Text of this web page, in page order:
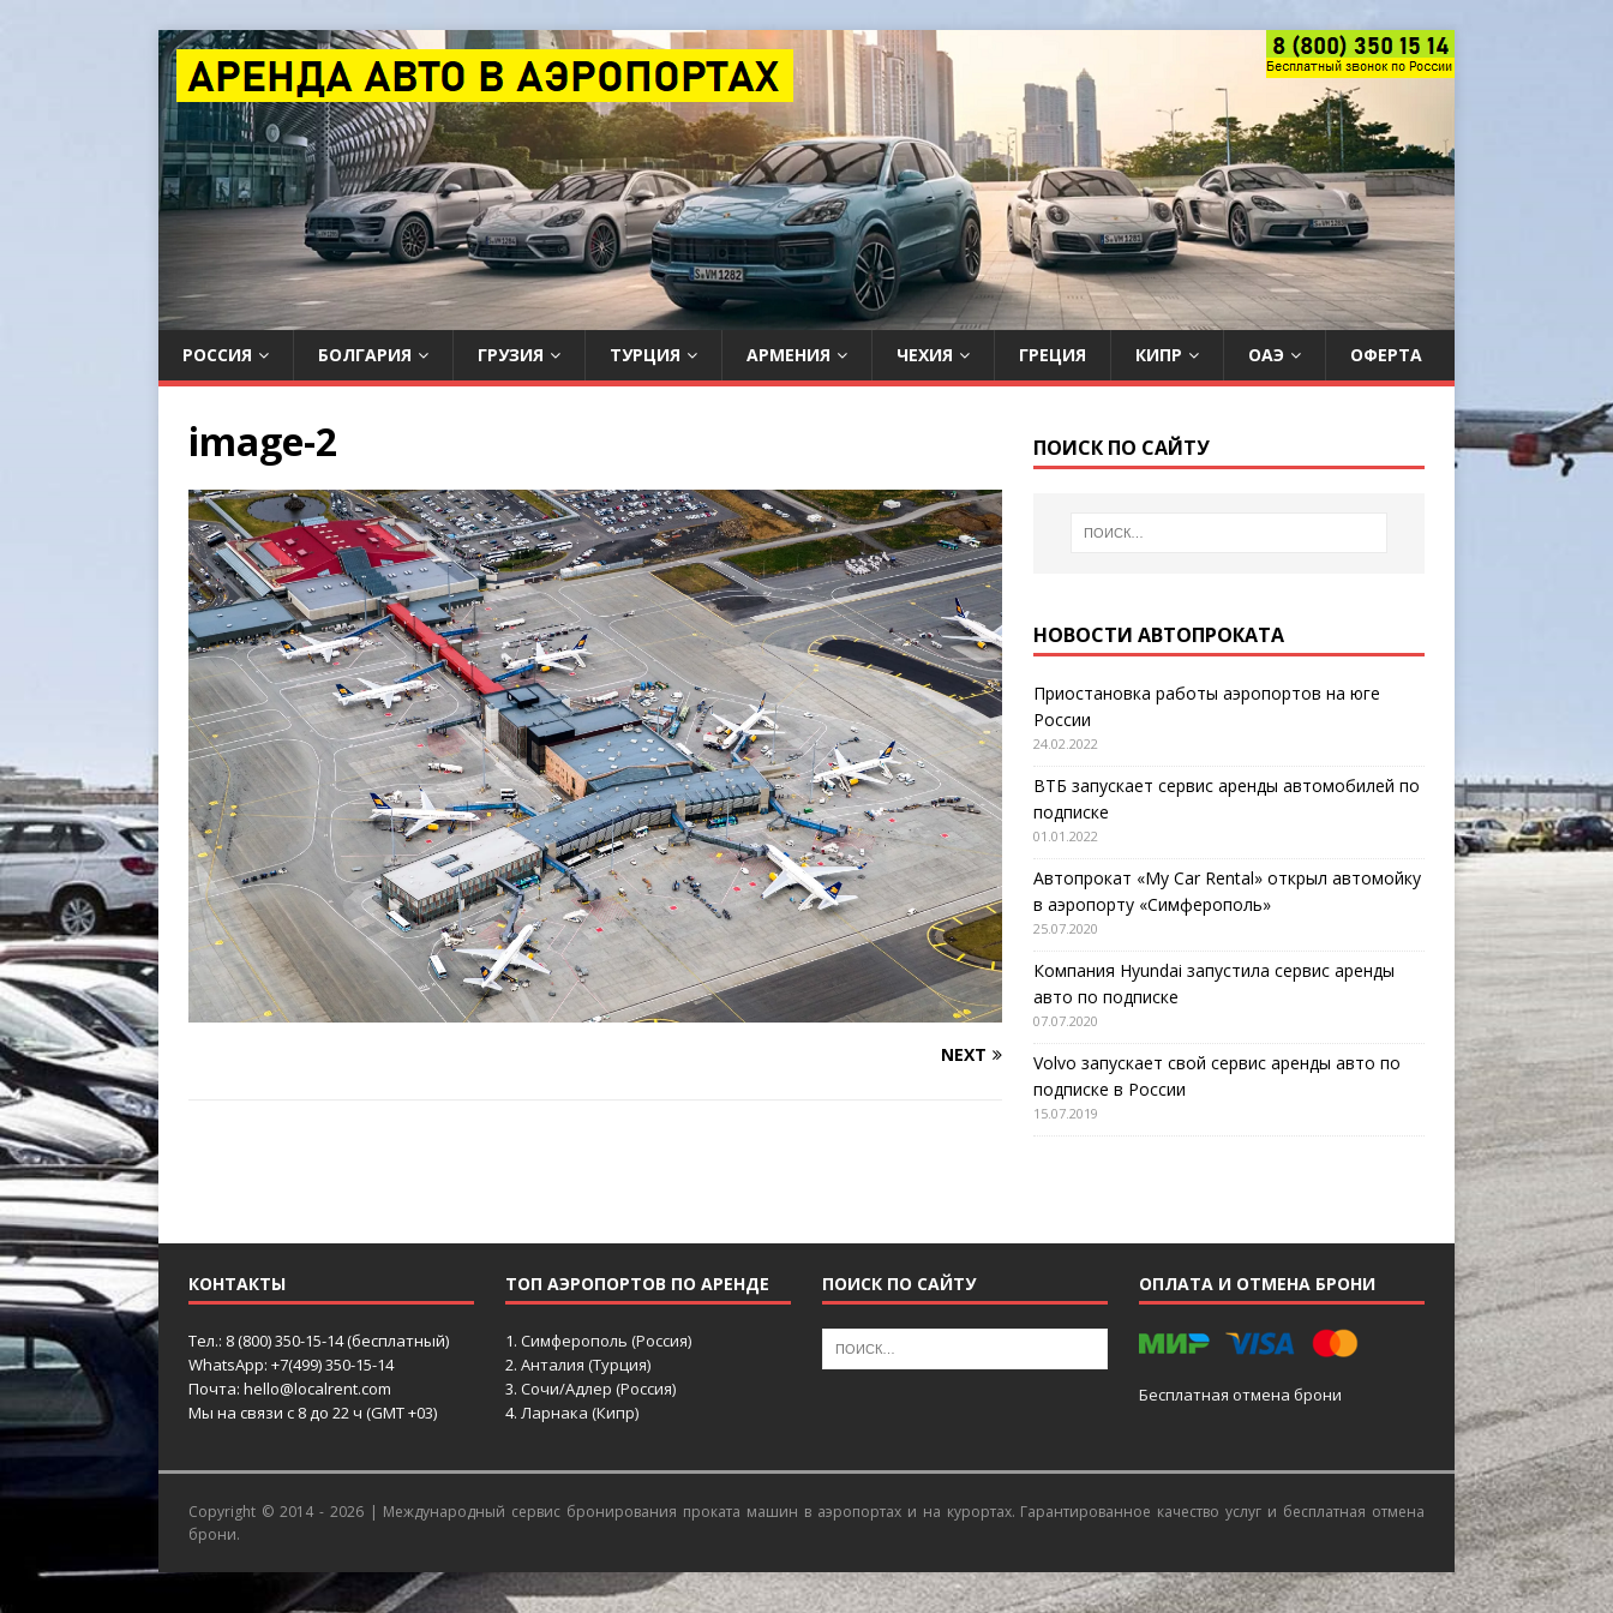
РОССИЯ БОЛГАРИЯ ГРУЗИЯ ТУРЦИЯ АРМЕНИЯ ЧЕХИЯ ГРЕЦИЯ КИПР ОАЭ ОФЕРТА
image-2
NEXT
ПОИСК ПО САЙТУ
НОВОСТИ АВТОПРОКАТА
Приостановка работы аэропортов на юге
России
24.02.2022
ВТБ запускает сервис аренды автомобилей по
подписке
01.01.2022
Автопрокат «My Car Rental» открыл автомойку
в аэропорту «Симферополь»
25.07.2020
Компания Hyundai запустила сервис аренды
авто по подписке
07.07.2020
Volvo запускает свой сервис аренды авто по
подписке в России
15.07.2019
КОНТАКТЫ
Тел.: 8 (800) 350-15-14 (бесплатный)
WhatsApp: +7(499) 350-15-14
Почта: hello@localrent.com
Мы на связи с 8 до 22 ч (GMT +03)
ТОП АЭРОПОРТОВ ПО АРЕНДЕ
1. Симферополь (Россия)
2. Анталия (Турция)
3. Сочи/Адлер (Россия)
4. Ларнака (Кипр)
ПОИСК ПО САЙТУ ОПЛАТА И ОТМЕНА БРОНИ
Бесплатная отмена брони
Copyright © 2014 - 2026 | Международный сервис бронирования проката машин в аэропортах и на курортах. Гарантированное качество услуг и бесплатная отмена
брони.